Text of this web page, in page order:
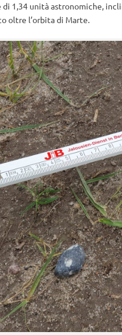
di 1,34 unità astronomiche,
oltre l’orbita di Marte.